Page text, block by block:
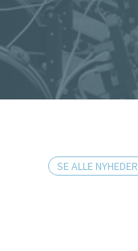
SE ALLE NYHEDER